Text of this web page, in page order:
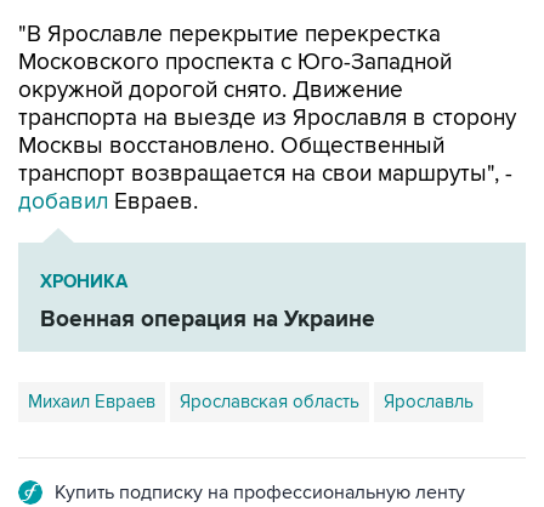
"В Ярославле перекрытие перекрестка
Московского проспекта с Юго-Западной
окружной дорогой снято. Движение
транспорта на выезде из Ярославля в сторону
Москвы восстановлено. Общественный
транспорт возвращается на свои маршруты", -
добавил Евраев.
ХРОНИКА
Военная операция на Украине
Михаил Евраев Ярославская область Ярославль
Купить подписку на профессиональную ленту